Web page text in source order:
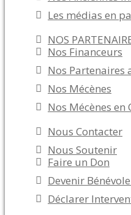
Les médias en
NOS
Nos Financeurs
Nos Partenaires
Nos Mécènes
Nos Mécènes en
Nous Contacter
Nous Soutenir
Faire un Don
Devenir
Déclarer